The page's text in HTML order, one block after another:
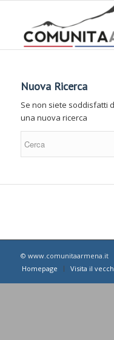
Nuova Ricerca
Se non siete soddisfatti
una nuova ricerca
© www.comunitaarmena.it
Homepage
Visita il